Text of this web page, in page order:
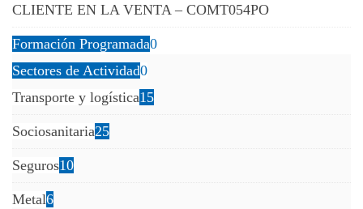
CLIENTE EN LA VENTA – COMT054PO
Formación Programada0
Sectores de Actividad0
Transporte y logística15
Sociosanitaria25
Seguros10
Metal6